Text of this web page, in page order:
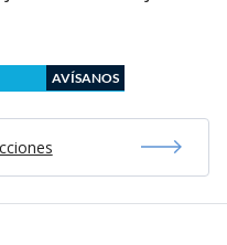
AVÍSANOS